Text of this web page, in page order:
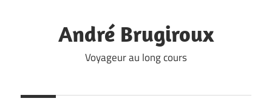
André Brugiroux
Voyageur au long cours